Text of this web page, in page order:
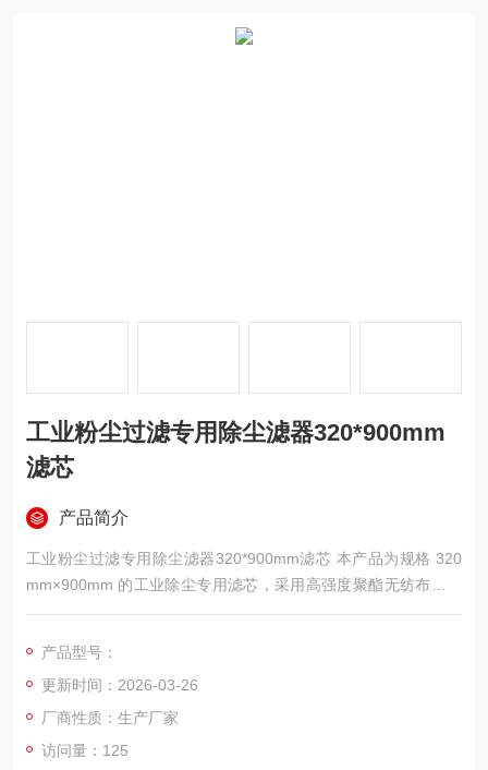
工业粉尘过滤专用除尘滤器320*900mm
滤芯
产品简介
工业粉尘过滤专用除尘滤器320*900mm滤芯 本产品为规格 320
mm×900mm 的工业除尘专用滤芯，采用高强度聚酯无纺布或覆
膜滤料制成，采用折叠式大过滤面积结构，适配各类脉冲反吹除
砂、喷涂、建材、冶金等工况的粉尘收集与空气净化，拦截效率
高、清灰性能好、运行阻力低、使用寿命长，是工业粉尘治理的
通用型核心过滤部件。
产品型号：
更新时间：2026-03-26
厂商性质：生产厂家
访问量：125